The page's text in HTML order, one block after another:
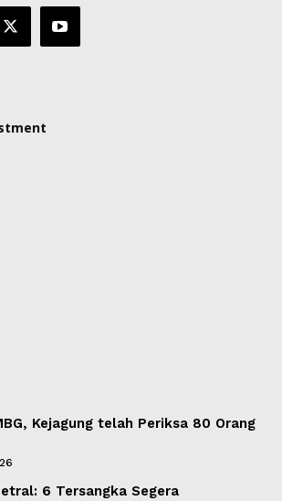
Kejagung telah Periksa 80 Orang
6 Tersangka Segera